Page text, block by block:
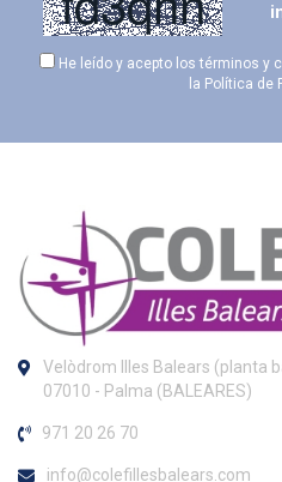
He leído y acepto los términos y
la Política de
Velòdrom Illes Balears (planta
07010 - Palma (BALEARES)
971 20 26 70
info@colefillesbalears.com